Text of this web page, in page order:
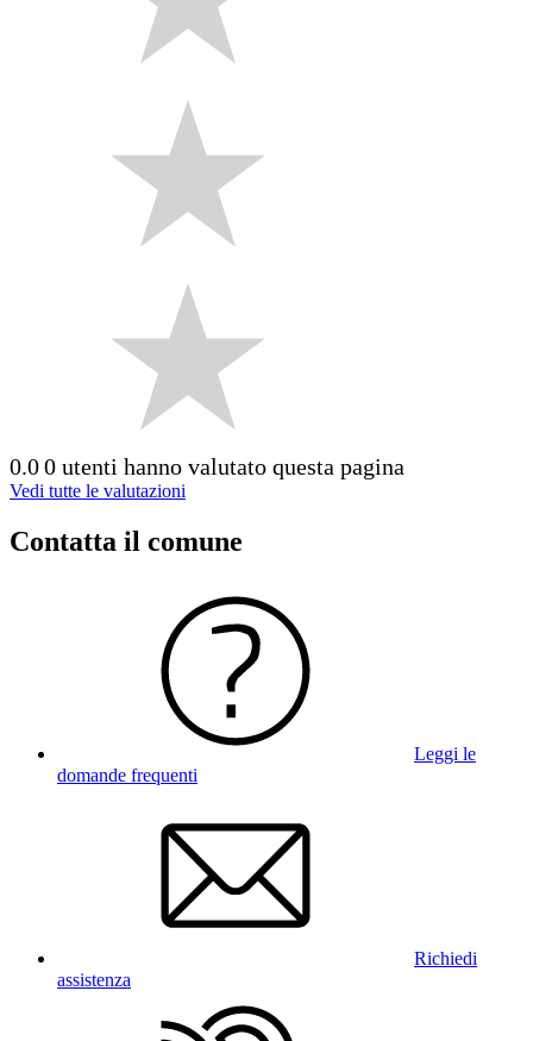
0.00 utenti hanno valutato questa pagina
Vedi tutte le valutazioni
Contatta il comune
Leggi le
domande frequenti
Richiedi
assistenza